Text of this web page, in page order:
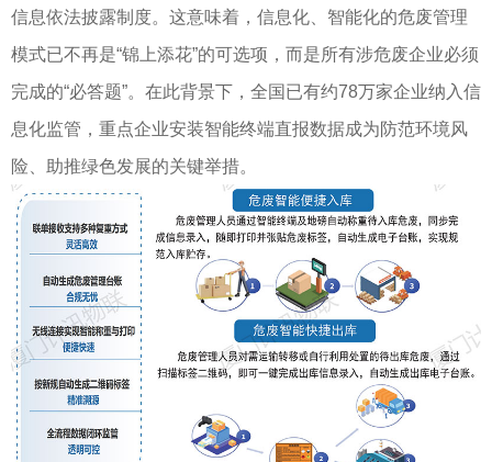
信息依法披露制度。这意味着，信息化、智能化的危废管理
模式已不再是“锦上添花”的可选项，而是所有涉危废企业必须
完成的“必答题”。在此背景下，全国已有约78万家企业纳入信
息化监管，重点企业安装智能终端直报数据成为防范环境风
险、助推绿色发展的关键举措。